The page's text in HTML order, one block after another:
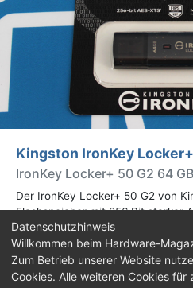
Kingston IronKey
IronKey Locker+ 50 G2 64 GB
Der IronKey Locker+ 50 G2 von
Flashspeicher mit 256 Bit starker
XTS-Modus. Wir haben das 64-
genauer begutachtet.
Datenschutzhinweis
Willkommen beim Hardware-
Zum Betrieb unserer Website
Cookies. Alle weiteren Cookies für